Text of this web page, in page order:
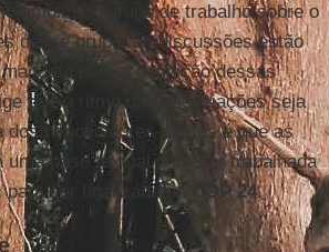
âmbito do grupo de trabalho sobre o
desse grupo, as discussões estão
para a definição dessas
que o ritmo das negociações seja
dos negociadores-chefes é que as
base textual para ser trabalhada
ser finalizada na
COP 24.